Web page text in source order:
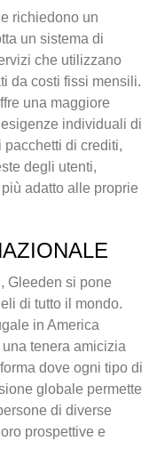
richiedono un
un sistema di
che utilizzano
da costi fissi mensili.
una maggiore
individuali di
pacchetti di crediti,
degli utenti,
adatto alle proprie
Gleeden si pone
di tutto il mondo.
in America
tenera amicizia
dove ogni tipo di
globale permette
di diverse
prospettive e